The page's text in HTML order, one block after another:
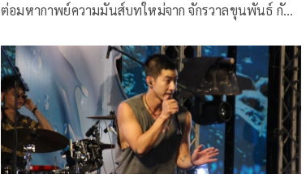
ต่อมหากาพย์ความมันส์บทใหม่จาก จักรวาลขุนพันธ์ กับ
เรื่องราวแห่งวีรกรรมของเหล่าจอมโจรภาคกลางใน
ตำนานอย่าง เสือฝ้าย (เวียร์ ศุกลวัฒน์), เสือมเหศวร (มาริ
โอ้ เมาเร่อ), เสือใบ (เป้ อารักษ์) และ เสือดำ (โตโน่ ภาคิ
น) ก่อนจะมาเป็นคู่ต่อกรตัวฉกาจของ ขุนพันธ์ มือปราบ
ระดับพระกาฬจากภาพยนตร์ไตรภาคสุดเข้มข้น